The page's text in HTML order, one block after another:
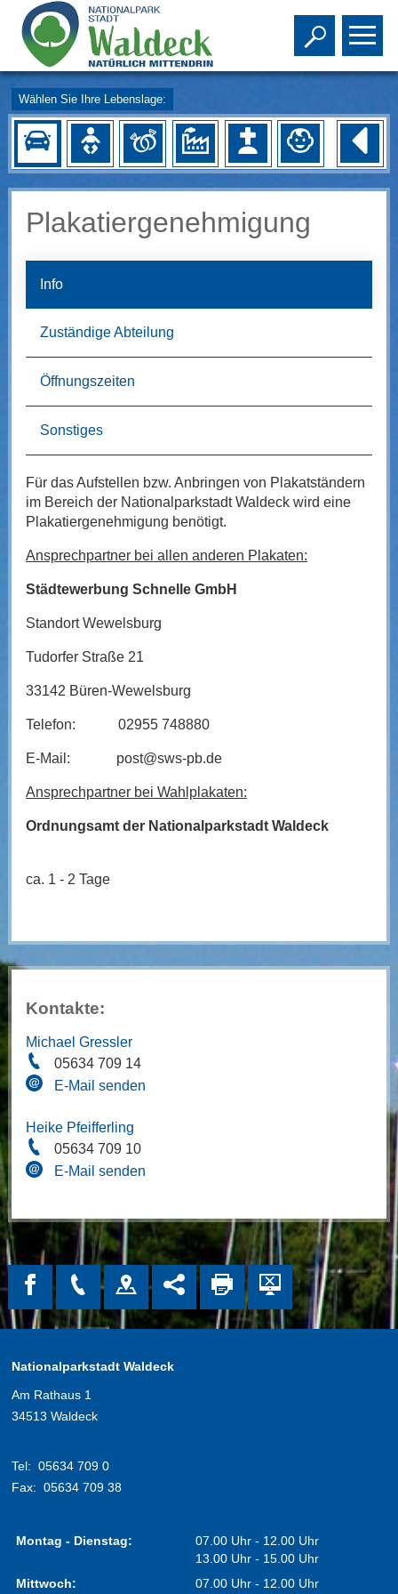
Toggle
Wählen Sie Ihre Lebenslage:
Plakatiergenehmigung
Info
Zuständige Abteilung
Öffnungszeiten
Sonstiges
Für das Aufstellen bzw. Anbringen von Plakatständern
im Bereich der Nationalparkstadt Waldeck wird eine
Plakatiergenehmigung benötigt.
Ansprechpartner bei allen anderen Plakaten:
Städtewerbung Schnelle GmbH
Standort Wewelsburg
Tudorfer Straße 21
33142 Büren-Wewelsburg
Telefon: 02955 748880
E-Mail: post@sws-pb.de
Ansprechpartner bei Wahlplakaten:
Ordnungsamt der Nationalparkstadt Waldeck
ca. 1 - 2 Tage
Kontakte:
Michael Gressler
05634 709 14
E-Mail senden
Heike Pfeifferling
05634 709 10
E-Mail senden
Nationalparkstadt Waldeck
Am Rathaus 1
34513 Waldeck
Tel: 05634 709 0
Fax: 05634 709 38
Montag - Dienstag:
07.00 Uhr - 12.00 Uhr
13.00 Uhr - 15.00 Uhr
Mittwoch:
07.00 Uhr - 12.00 Uhr